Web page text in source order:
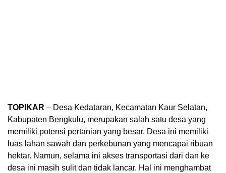
TOPIKAR – Desa Kedataran, Kecamatan Kaur Selatan,
Kabupaten Bengkulu, merupakan salah satu desa yang
memiliki potensi pertanian yang besar. Desa ini memiliki
luas lahan sawah dan perkebunan yang mencapai ribuan
hektar. Namun, selama ini akses transportasi dari dan ke
desa ini masih sulit dan tidak lancar. Hal ini menghambat